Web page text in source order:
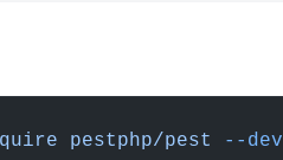
pestphp/pest
--dev